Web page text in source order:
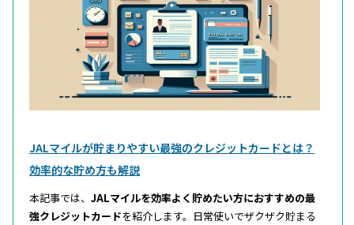
JALマイルが貯まりやすい最強のクレジットカードとは？
効率的な貯め方も解説
本記事では、 JALマイルを効率よく貯めたい方におすすめの最
強クレジットカードを紹介します。日常使いでザクザク貯まる